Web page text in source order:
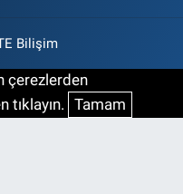
Bilişim
çerezlerden
tıklayın. Tamam